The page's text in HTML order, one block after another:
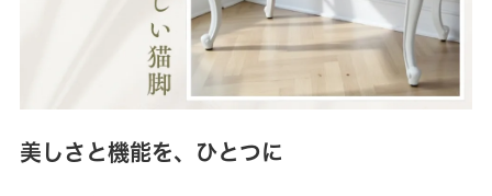
美しさと機能を、ひとつに